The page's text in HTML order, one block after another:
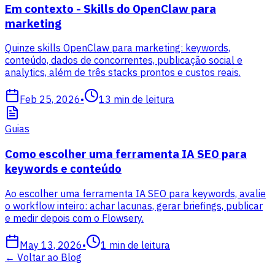
Em contexto - Skills do OpenClaw para
marketing
Quinze skills OpenClaw para marketing: keywords,
conteúdo, dados de concorrentes, publicação social e
analytics, além de três stacks prontos e custos reais.
Feb 25, 2026• 13 min de leitura
Guias
Como escolher uma ferramenta IA SEO para
keywords e conteúdo
Ao escolher uma ferramenta IA SEO para keywords, avalie
o workflow inteiro: achar lacunas, gerar briefings, publicar
e medir depois com o Flowsery.
May 13, 2026• 1 min de leitura
← Voltar ao Blog